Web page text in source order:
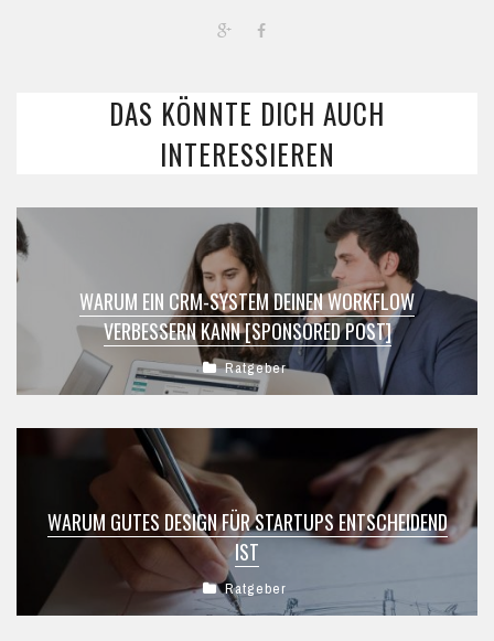
DAS KÖNNTE DICH AUCH
INTERESSIEREN
WARUM EIN CRM-SYSTEM DEINEN WORKFLOW
VERBESSERN KANN [SPONSORED POST]
Ratgeber
WARUM GUTES DESIGN FÜR STARTUPS ENTSCHEIDEND
IST
Ratgeber